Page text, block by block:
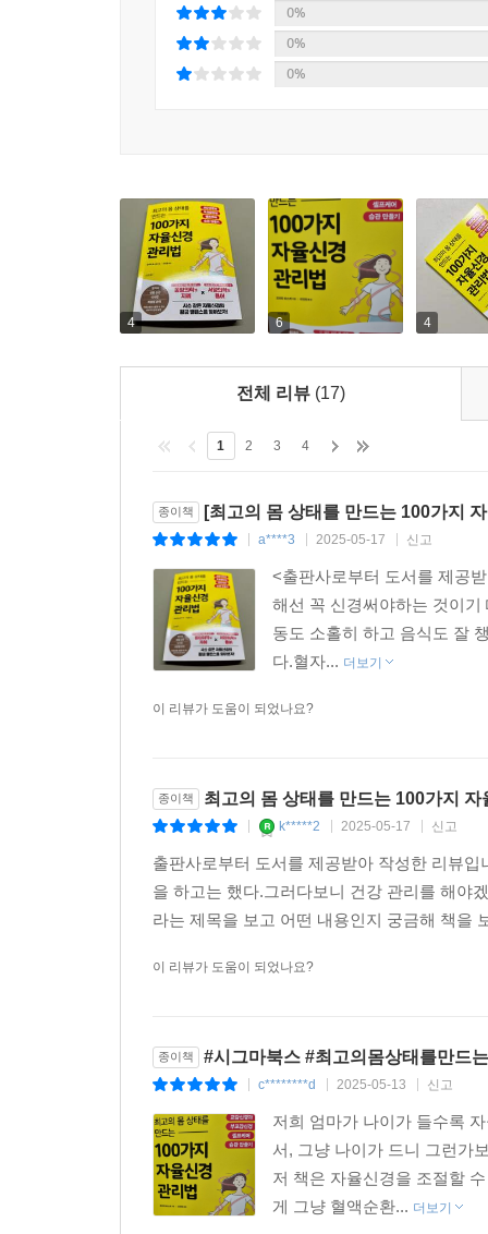
0%
0%
0%
4 6 4
전체 리뷰 (17)
1 2 3 4
종이책 [최고의 몸 상태를 만드는 100가지
a****3 2025-05-17 신고
<출판사로부터 도서를 제공
해선 꼭 신경써야하는 것이
동도 소홀히 하고 음식도 잘
다.혈자... 더보기
이 리뷰가 도움이 되었나요?
종이책 최고의 몸 상태를 만드는 100가지 자
k*****2 2025-05-17 신고
출판사로부터 도서를 제공받아 작성한 리뷰
을 하고는 했다.그러다보니 건강 관리를 해야
라는 제목을 보고 어떤 내용인지 궁금해 책을
이 리뷰가 도움이 되었나요?
종이책 #시그마북스 #최고의몸상태를만드
c********d 2025-05-13 신고
저희 엄마가 나이가 들수록
서, 그냥 나이가 드니 그런가
저 책은 자율신경을 조절할
게 그냥 혈액순환... 더보기